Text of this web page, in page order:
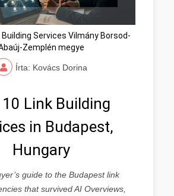
Building Services Vilmány Borsod-
Zemplén megye
Írta: Kovács Dorina
Link Building
in Budapest,
Hungary
guide to the Budapest link
that survived AI Overviews,